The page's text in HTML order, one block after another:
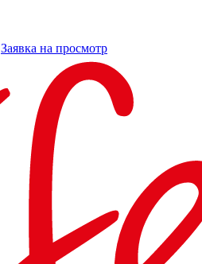
Заявка на просмотр